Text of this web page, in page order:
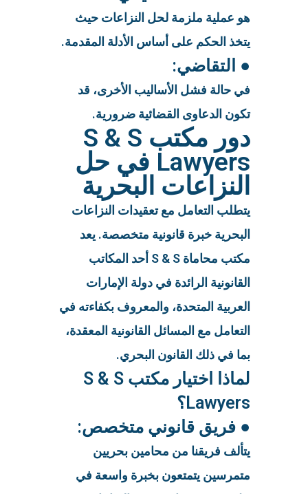
هو عملية ملزمة لحل النزاعات حيث
يتخذ الحكم على أساس الأدلة المقدمة.
● التقاضي:
في حالة فشل الأساليب الأخرى، قد
تكون الدعاوى القضائية ضرورية.
دور مكتب S & S
Lawyers في حل
النزاعات البحرية
يتطلب التعامل مع تعقيدات النزاعات
البحرية خبرة قانونية متخصصة. يعد
مكتب محاماة S & S أحد المكاتب
القانونية الرائدة في دولة الإمارات
العربية المتحدة، والمعروف بكفاءته في
التعامل مع المسائل القانونية المعقدة،
بما في ذلك القانون البحري.
لماذا اختيار مكتب S & S
Lawyers؟
● فريق قانوني متخصص:
يتألف فريقنا من محامين بحريين
متمرسين يتمتعون بخبرة واسعة في